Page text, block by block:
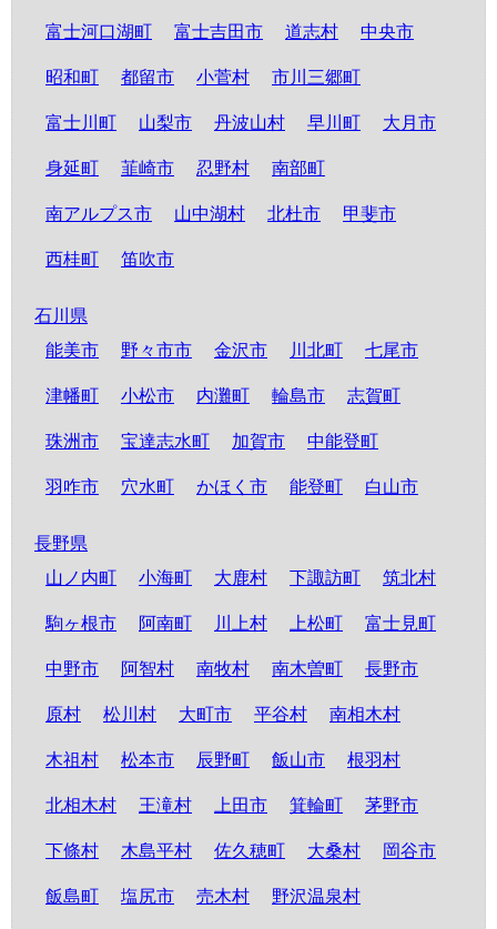
富士河口湖町 富士吉田市 道志村 中央市
昭和町 都留市 小菅村 市川三郷町
富士川町 山梨市 丹波山村 早川町 大月市
身延町 韮崎市 忍野村 南部町
南アルプス市 山中湖村 北杜市 甲斐市
西桂町 笛吹市
石川県
能美市
野々市市 金沢市 川北町 七尾市
津幡町 小松市 内灘町 輪島市 志賀町
珠洲市 宝達志水町 加賀市 中能登町
羽咋市 穴水町 かほく市 能登町 白山市
長野県
山ノ内町
小海町 大鹿村 下諏訪町 筑北村
駒ヶ根市 阿南町 川上村 上松町 富士見町
中野市 阿智村 南牧村 南木曽町 長野市
原村 松川村 大町市 平谷村 南相木村
木祖村 松本市 辰野町 飯山市 根羽村
北相木村 王滝村 上田市 箕輪町 茅野市
下條村 木島平村 佐久穂町 大桑村 岡谷市
飯島町 塩尻市 売木村 野沢温泉村